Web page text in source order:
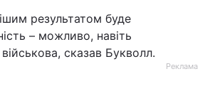
результатом буде
– можливо, навіть
сказав Букволл.
Реклама